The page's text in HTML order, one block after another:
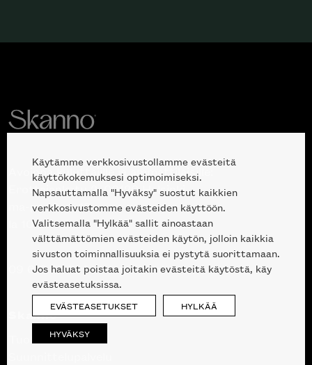
Avoinna kuluttajille ja ammattilaisille:
Erottajankatu 2, 00120 Helsinki
ma-pe 10 — 18
la 10-17
09 612 9440 |sales@skanno.fi
Skanno
Tuotteet
Käytämme verkkosivustollamme evästeitä
käyttökokemuksesi optimoimiseksi.
Napsauttamalla "Hyväksy" suostut kaikkien
verkkosivustomme evästeiden käyttöön.
Valitsemalla "Hylkää" sallit ainoastaan
välttämättömien evästeiden käytön, jolloin kaikkia
sivuston toiminnallisuuksia ei pystytä suorittamaan.
Jos haluat poistaa joitakin evästeitä käytöstä, käy
evästeasetuksissa.
EVÄSTEASETUKSET HYLKÄÄ
HYVÄKSY